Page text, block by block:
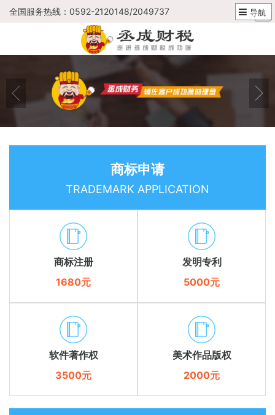
全国服务热线：0592-2120148/2049737
商标申请
TRADEMARK APPLICATION
商标注册
1680元
发明专利
5000元
软件著作权
3500元
美术作品版权
2000元
导航